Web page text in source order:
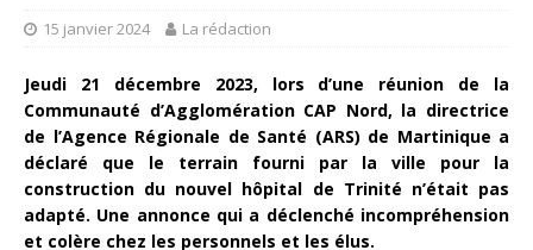
15 janvier 2024 La rédaction
Jeudi 21 décembre 2023, lors d’une réunion de la
Communauté d’Agglomération CAP Nord, la directrice
de l’Agence Régionale de Santé (ARS) de Martinique a
déclaré que le terrain fourni par la ville pour la
construction du nouvel hôpital de Trinité n’était pas
adapté. Une annonce qui a déclenché incompréhension
et colère chez les personnels et les élus.